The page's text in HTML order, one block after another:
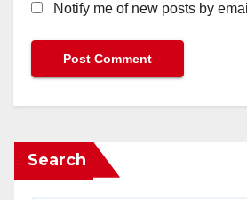
Notify me of new posts by
Search